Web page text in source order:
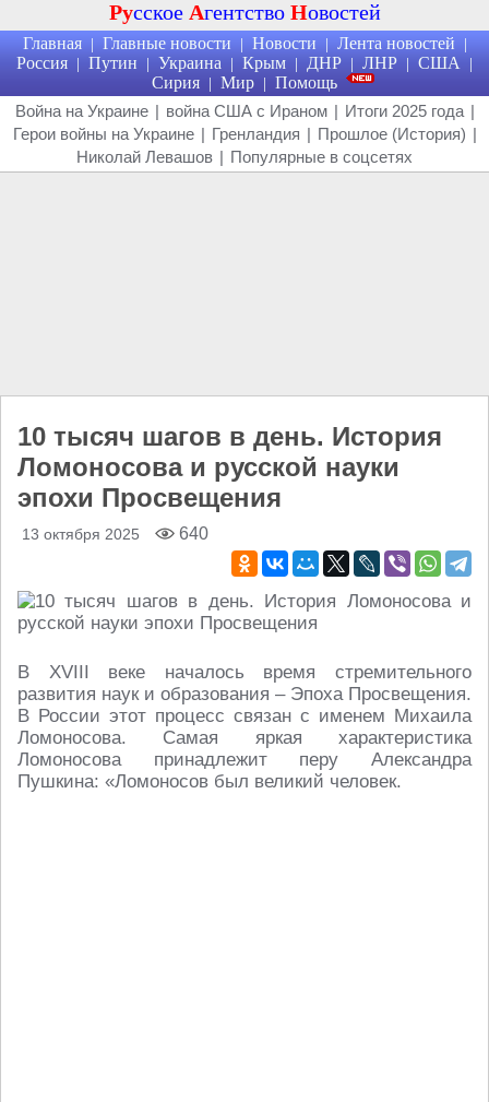
Русское Агентство Новостей
Главная | Главные новости | Новости | Лента новостей |
Россия | Путин | Украина | Крым | ДНР | ЛНР | США |
Сирия | Мир | Помощь
Война на Украине | война США с Ираном | Итоги 2025 года |
Герои войны на Украине | Гренландия | Прошлое (История) |
Николай Левашов | Популярные в соцсетях
10 тысяч шагов в день. История
Ломоносова и русской науки
эпохи Просвещения
13 октября 2025 640
В XVIII веке началось время стремительного
развития наук и образования – Эпоха Просвещения.
В России этот процесс связан с именем Михаила
Ломоносова. Самая яркая характеристика
Ломоносова принадлежит перу Александра
Пушкина: «Ломоносов был великий человек.